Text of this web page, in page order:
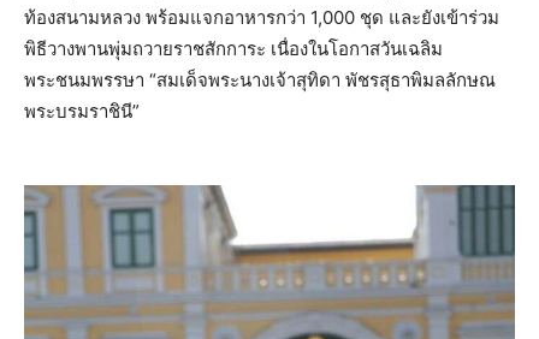
ท้องสนามหลวง พร้อมแจกอาหารกว่า 1,000 ชุด และยังเข้าร่วม
พิธีวางพานพุ่มถวายราชสักการะ เนื่องในโอกาสวันเฉลิม
พระชนมพรรษา “สมเด็จพระนางเจ้าสุทิดา พัชรสุธาพิมลลักษณ
พระบรมราชินี”